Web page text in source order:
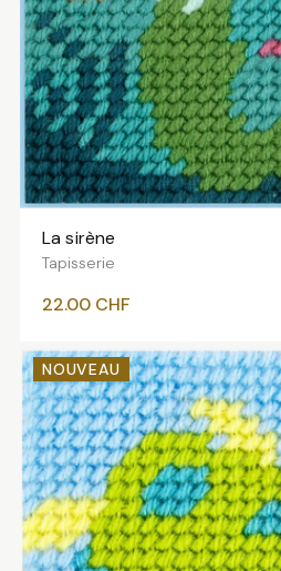
La sirène
Tapisserie
22.00 CHF
NOUVEAU